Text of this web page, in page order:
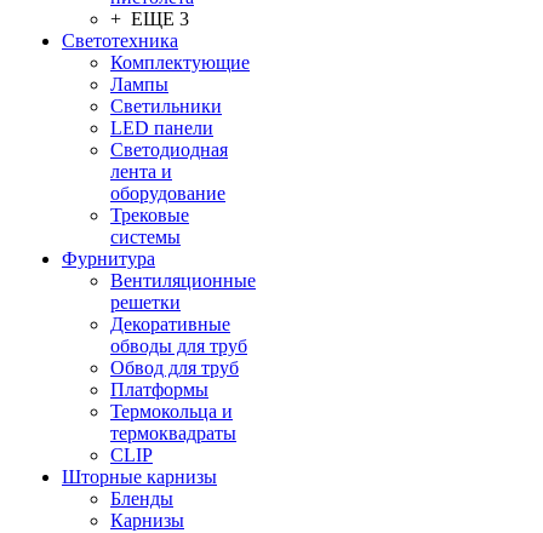
+ ЕЩЕ 3
Светотехника
Комплектующие
Лампы
Светильники
LED панели
Светодиодная
лента и
оборудование
Трековые
системы
Фурнитура
Вентиляционные
решетки
Декоративные
обводы для труб
Обвод для труб
Платформы
Термокольца и
термоквадраты
CLIP
Шторные карнизы
Бленды
Карнизы